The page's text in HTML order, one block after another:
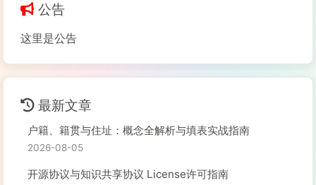
公告
这里是公告
最新文章
户籍、籍贯与住址：概念全解析与填表实战指南
2026-08-05
开源协议与知识共享协议 License许可指南